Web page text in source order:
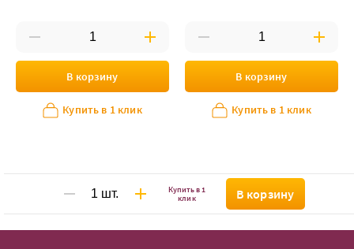
В корзину
Купить в 1 клик
В корзину
Купить в 1 клик
Купить в 1
клик
В корзину